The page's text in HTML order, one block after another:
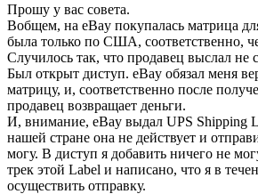
Прошу у вас совета.
Вобщем, на eBay покупалась матрица
была только по США, соответственно,
Случилось так, что продавец выслал не
Был открыт диступ. eBay обязал меня
матрицу, и, соответственно после
продавец возвращает деньги.
И, внимание, eBay выдал UPS Shipping
нашей стране она не действует и
могу. В диступ я добавить ничего не
трек этой Label и написано, что я в
осуществить отправку.